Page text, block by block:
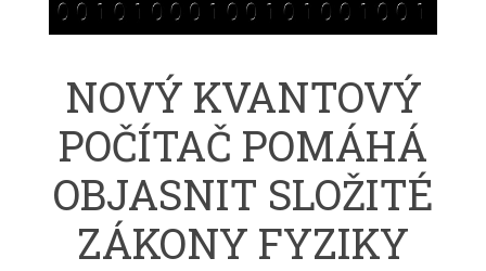
NOVÝ KVANTOVÝ
POČÍTAČ POMÁHÁ
OBJASNIT SLOŽITÉ
ZÁKONY FYZIKY